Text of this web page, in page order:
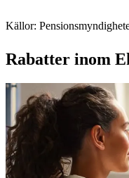
Källor:
Rabatter inom